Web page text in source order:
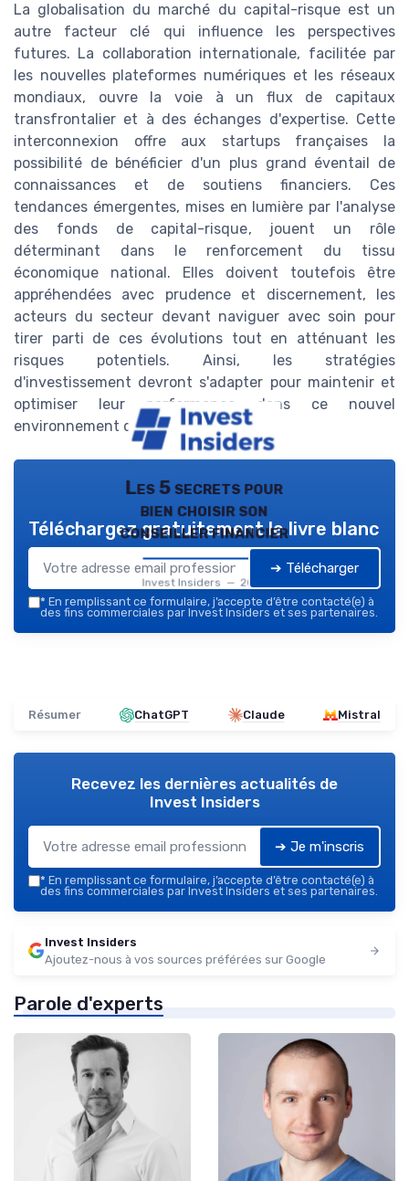
La globalisation du marché du capital-risque est un
autre facteur clé qui influence les perspectives
futures. La collaboration internationale, facilitée par
les nouvelles plateformes numériques et les réseaux
mondiaux, ouvre la voie à un flux de capitaux
transfrontalier et à des échanges d'expertise. Cette
interconnexion offre aux startups françaises la
possibilité de bénéficier d'un plus grand éventail de
connaissances et de soutiens financiers. Ces
tendances émergentes, mises en lumière par l'analyse
des fonds de capital-risque, jouent un rôle
déterminant dans le renforcement du tissu
économique national. Elles doivent toutefois être
appréhendées avec prudence et discernement, les
acteurs du secteur devant naviguer avec soin pour
tirer parti de ces évolutions tout en atténuant les
risques potentiels. Ainsi, les stratégies
d'investissement devront s'adapter pour maintenir et
optimiser leur performance dans ce nouvel
environnement dynamique.
Les 5 secrets pour
bien choisir son
conseiller financier
Invest Insiders — 2026
Téléchargez gratuitement le livre blanc
➔ Télécharger
* En remplissant ce formulaire, j’accepte d’être contacté(e) à
des fins commerciales par Invest Insiders et ses partenaires.
Résumer ChatGPT Claude Mistral
Recevez les dernières actualités de
Invest Insiders
➔ Je m'inscris
* En remplissant ce formulaire, j’accepte d’être contacté(e) à
des fins commerciales par Invest Insiders et ses partenaires.
Invest Insiders
Ajoutez-nous à vos sources préférées sur Google
Parole d'experts